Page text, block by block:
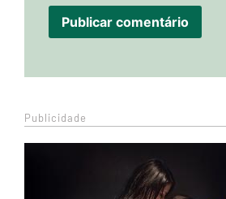
Publicidade